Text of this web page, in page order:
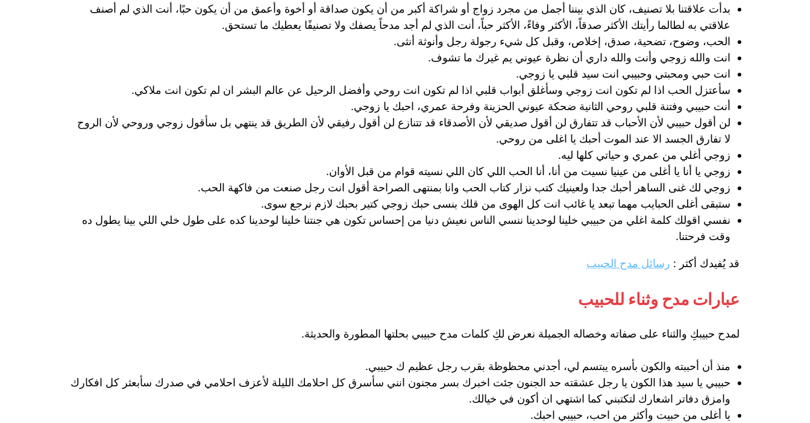
بدأت علاقتنا بلا تصنيف، كان الذي بيننا أجمل من مجرد زواج أو شراكة أكبر من أن يكون صداقة أو أخوة وأعمق من أن يكون حبًا، أنت الذي لم أصنف
علاقتي به لطالما رأيتك الأكثر صدقاً، الأكثر وفاءً، الأكثر حباً، أنت الذي لم أجد مدحاً يصفك ولا تصنيفًا يعطيك ما تستحق.
الحب، وضوح، تضحية، صدق، إخلاص، وقبل كل شيء رجولة رجل وأنوثة أنثى.
انت والله زوجي وأنت والله داري أن نظرة عيوني يم غيرك ما تشوف.
انت حبي ومحبتي وحبيبي انت سيد قلبي يا زوجي.
سأعتزل الحب اذا لم تكون انت زوجي وسأغلق أبواب قلبي اذا لم تكون انت روحي وأفضل الرحيل عن عالم البشر ان لم تكون انت ملاكي.
أنت حبيبي وفتنة قلبي روحي الثانية ضحكة عيوني الحزينة وفرحة عمري، احبك يا زوجي.
لن أقول حبيبي لأن الأحباب قد تتفارق لن أقول صديقي لأن الأصدقاء قد تتنازع لن أقول رفيقي لأن الطريق قد ينتهي بل سأقول زوجي وروحي لأن الروح
لا تفارق الجسد الا عند الموت أحبك يا اغلى من روحي.
زوجي أغلي من عمري و حياتي كلها ليه.
زوجي يا أنا يا أغلى من عينيا نسيت من أنا، أنا الحب اللي كان اللي نسيته قوام من قبل الأوان.
زوجي لك غنى الساهر أحبك جدا ولعينيك كتب نزار كتاب الحب وانا بمنتهى الصراحة أقول انت رجل صنعت من فاكهة الحب.
ستبقى أغلى الحبايب مهما تبعد يا غائب انت كل الهوى من قلك بنسى حبك زوجي كتير بحبك لازم نرجع سوى.
نفسي اقولك كلمة اغلي من حبيبي خلينا لوحدينا ننسي الناس نعيش دنيا من إحساس تكون هي جنتنا خلينا لوحدينا كده على طول خلي اللي بينا يطول ده
وقت فرحتنا.
قد يُفيدك أكثر : رسائل مدح الحبيب
عبارات مدح وثناء للحبيب
لمدح حبيبكِ والثناء على صفاته وخصاله الجميلة نعرض لكِ كلمات مدح حبيبي بحلتها المطورة والحديثة.
منذ أن أحببته والكون بأسره يبتسم لي، أجدني محظوظة بقرب رجل عظيم ك حبيبي.
حبيبي يا سيد هذا الكون يا رجل عشقته حد الجنون جئت اخبرك بسر مجنون انني سأسرق كل احلامك الليلة لأعزف احلامي في صدرك سأبعثر كل افكارك
وامزق دفاتر اشعارك لتكتبني كما اشتهي ان أكون في خيالك.
يا أغلى من حبيت وأكثر من احب، حبيبي احبك.